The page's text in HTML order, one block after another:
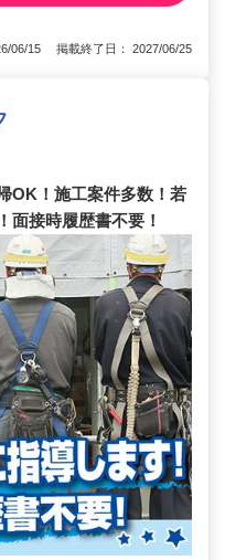
06/15 掲載終了日： 2027/06/25
OK！施工案件多数！若
面接時履歴書不要！